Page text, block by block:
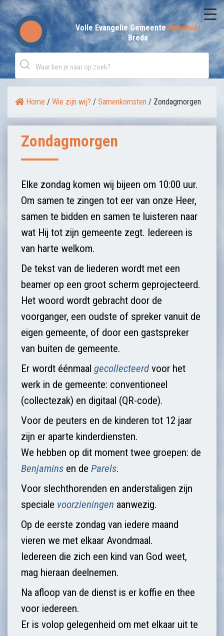
Skip
to
content
Volle Evangelie GemeenteImmanuël
Breda
Home / Wie zijn wij? / Samenkomsten / Zondagmorgen
Zondagmorgen
Elke zondag komen wij bijeen om 10:00 uur.
Om samen te zingen tot eer van onze Heer,
samen te bidden en samen te luisteren naar
wat Hij tot zijn gemeente zegt. Iedereen is
van harte welkom.
De tekst van de liederen wordt met een
beamer op een groot scherm geprojecteerd.
Het woord wordt gebracht door de
voorganger, een oudste of spreker vanuit de
eigen gemeente, of door een gastspreker
van buiten de gemeente.
Er wordt éénmaal gecollecteerd voor het
werk in de gemeente: conventioneel
(collectezak) en digitaal (QR-code).
Voor de peuters en de kinderen tot 12 jaar
zijn er aparte kinderdiensten.
We hebben op dit moment twee groepen: de
Benjamins en de Parels.
Voor slechthorenden en anderstaligen zijn
speciale voorzieningen aanwezig.
Op de eerste zondag van iedere maand
vieren we met elkaar Avondmaal.
Iedereen die zich een kind van God weet,
mag hieraan deelnemen.
Na afloop van de dienst is er koffie en thee
voor iedereen.
Er is volop gelegenheid om met elkaar uit te